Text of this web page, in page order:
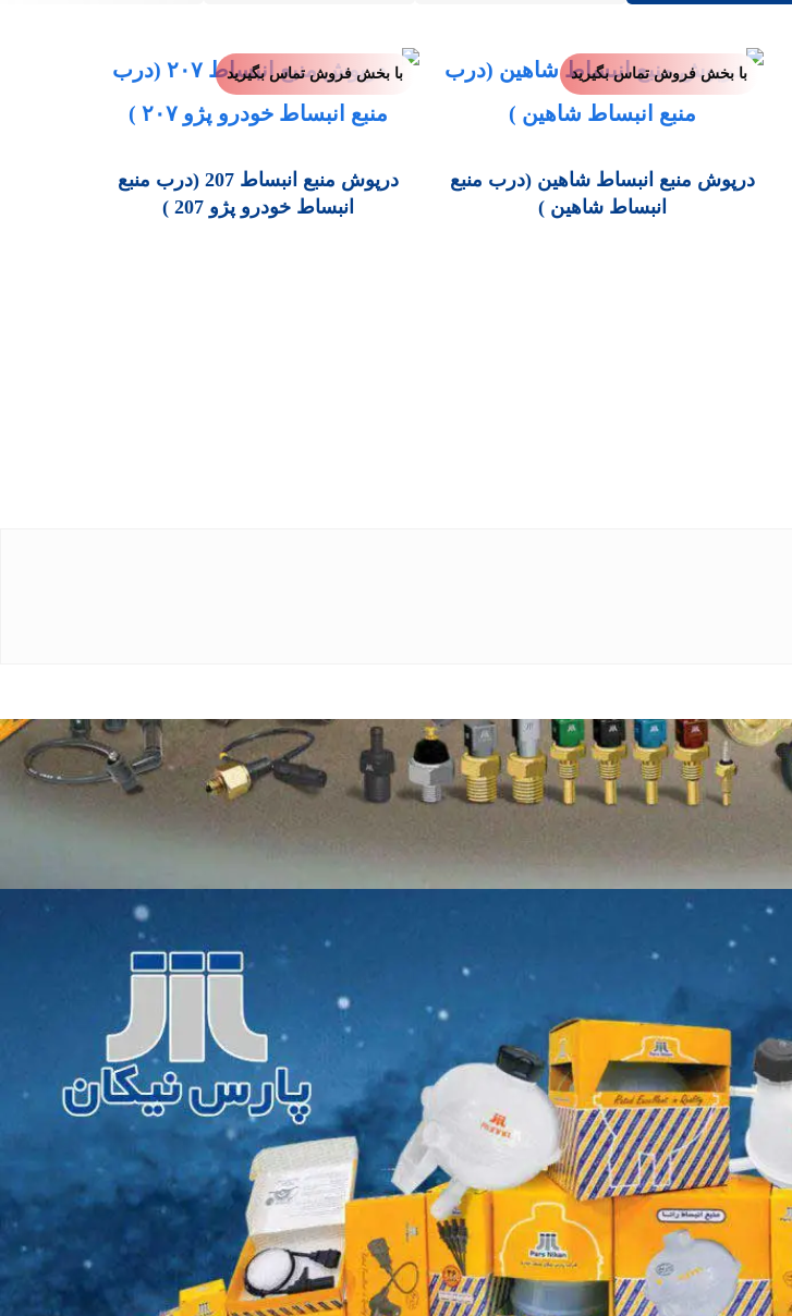
درپوش منبع انبساط شاهین (درب منبع
انبساط شاهین )
با بخش فروش تماس بگیرید
درپوش منبع انبساط 207 (درب منبع
انبساط خودرو پژو 207 )
با بخش فروش تماس بگیرید